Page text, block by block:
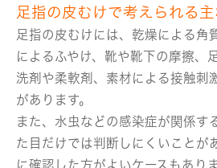
足指の皮むけで考えられる主
足指の皮むけには、乾燥による角
によるふやけ、靴や靴下の摩擦、
洗剤や柔軟剤、素材による接触刺
があります。
また、水虫などの感染症が関係す
た目だけでは判断しにくいことが
に確認した方がよいケースもあり